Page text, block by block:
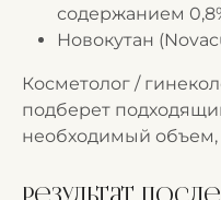
содержанием
Новокутан
Косметолог /
подберет
необходимый объем,